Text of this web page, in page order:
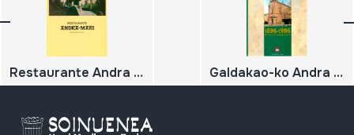
Restaurante Andra Mari Galdakao-ko Andra Mari Eleiza; 1896-1996 mendeurrena.